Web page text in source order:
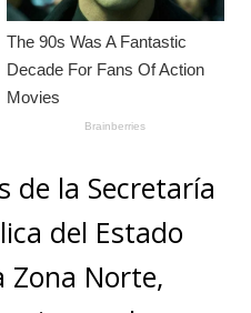
de la Secretaría
del Estado
Zona Norte,